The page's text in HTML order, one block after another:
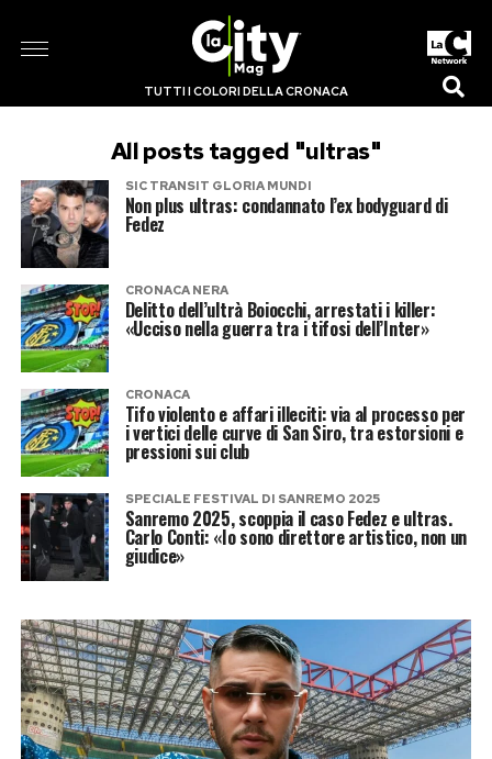
TUTTI I COLORI DELLA CRONACA
All posts tagged "ultras"
SIC TRANSIT GLORIA MUNDI
Non plus ultras: condannato l’ex bodyguard di
Fedez
CRONACA NERA
Delitto dell’ultrà Boiocchi, arrestati i killer:
«Ucciso nella guerra tra i tifosi dell’Inter»
CRONACA
Tifo violento e affari illeciti: via al processo per
i vertici delle curve di San Siro, tra estorsioni e
pressioni sui club
SPECIALE FESTIVAL DI SANREMO 2025
Sanremo 2025, scoppia il caso Fedez e ultras.
Carlo Conti: «Io sono direttore artistico, non un
giudice»